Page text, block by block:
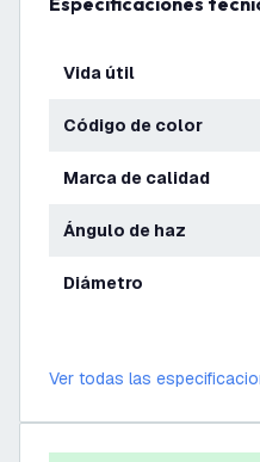
Vida útil
Código de color
Marca de calidad
Ángulo de haz
Diámetro
Ver todas las